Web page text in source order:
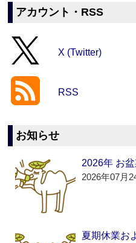
アカウント・RSS
X (Twitter)
RSS
お知らせ
2026年 お
2026年07月
夏期休業お